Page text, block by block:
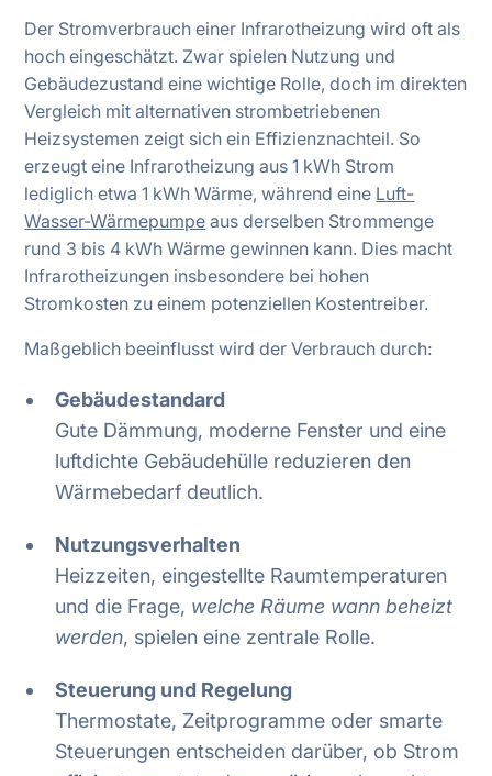
Der Stromverbrauch einer Infrarotheizung wird oft als
hoch eingeschätzt. Zwar spielen Nutzung und
Gebäudezustand eine wichtige Rolle, doch im direkten
Vergleich mit alternativen strombetriebenen
Heizsystemen zeigt sich ein Effizienznachteil. So
erzeugt eine Infrarotheizung aus 1 kWh Strom
lediglich etwa 1 kWh Wärme, während eine Luft-
Wasser-Wärmepumpe aus derselben Strommenge
rund 3 bis 4 kWh Wärme gewinnen kann. Dies macht
Infrarotheizungen insbesondere bei hohen
Stromkosten zu einem potenziellen Kostentreiber.
Maßgeblich beeinflusst wird der Verbrauch durch:
Gebäudestandard
Gute Dämmung, moderne Fenster und eine
luftdichte Gebäudehülle reduzieren den
Wärmebedarf deutlich.
Nutzungsverhalten
Heizzeiten, eingestellte Raumtemperaturen
und die Frage, welche Räume wann beheizt
werden, spielen eine zentrale Rolle.
Steuerung und Regelung
Thermostate, Zeitprogramme oder smarte
Steuerungen entscheiden darüber, ob Strom